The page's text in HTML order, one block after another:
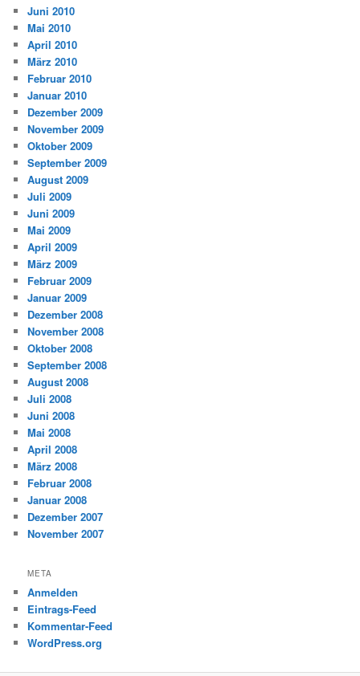
Juni 2010
Mai 2010
April 2010
März 2010
Februar 2010
Januar 2010
Dezember 2009
November 2009
Oktober 2009
September 2009
August 2009
Juli 2009
Juni 2009
Mai 2009
April 2009
März 2009
Februar 2009
Januar 2009
Dezember 2008
November 2008
Oktober 2008
September 2008
August 2008
Juli 2008
Juni 2008
Mai 2008
April 2008
März 2008
Februar 2008
Januar 2008
Dezember 2007
November 2007
META
Anmelden
Eintrags-Feed
Kommentar-Feed
WordPress.org